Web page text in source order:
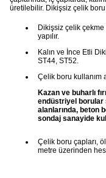
üretilebilir. Dikişsiz çelik boru
Dikişsiz çelik
yapılır.
Kalın ve İnce Etli
ST44, ST52.
Çelik boru kullanım
Kazan ve buharlı
endüstriyel borular
alanlarında, beton
sondaj sanayide
Çelik boru çapları,
metre üzerinden